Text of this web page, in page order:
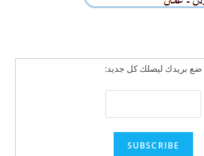
ضع بريدك ليصلك كل جديد: